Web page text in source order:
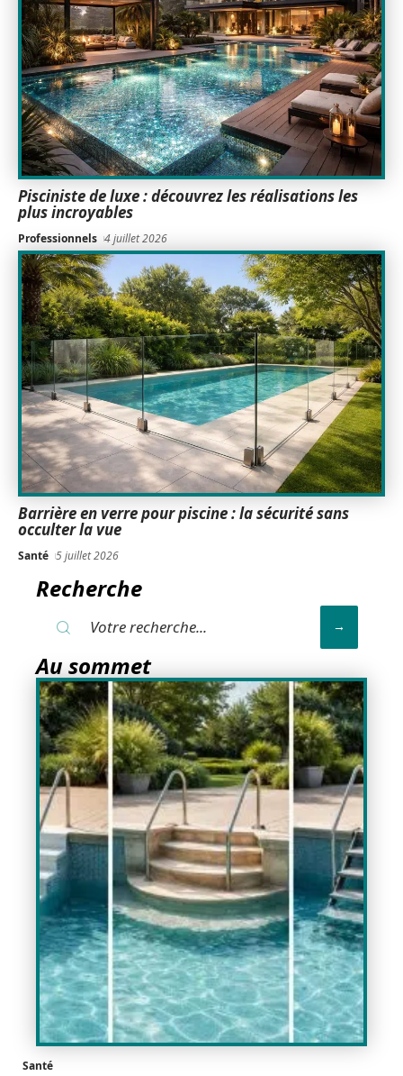
Pisciniste de luxe : découvrez les réalisations les
plus incroyables
Professionnels 4 juillet 2026
Barrière en verre pour piscine : la sécurité sans
occulter la vue
Santé 5 juillet 2026
Recherche
Au sommet
Santé